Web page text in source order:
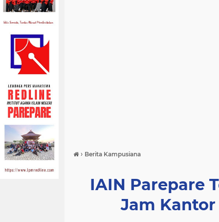
› Berita Kampusiana
IAIN Parepare
Jam Kantor